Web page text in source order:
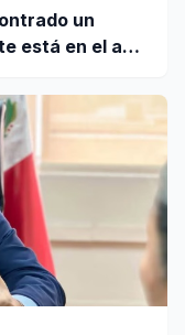
un
está en el año